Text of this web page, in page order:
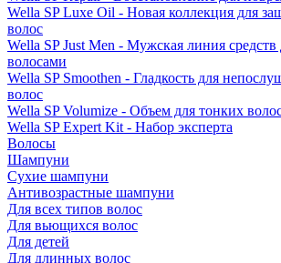
Wella SP Luxe Oil - Новая коллекция для
волос
Wella SP Just Men - Мужская линия средств
волосами
Wella SP Smoothen - Гладкость для
волос
Wella SP Volumize - Объем для тонких
Wella SP Expert Kit - Набор эксперта
Волосы
Шампуни
Сухие шампуни
Антивозрастные шампуни
Для всех типов волос
Для вьющихся волос
Для детей
Для длинных волос